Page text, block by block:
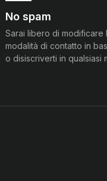
No spam
Sarai libero di
modalità di contatto in
o disiscriverti in qualsiasi